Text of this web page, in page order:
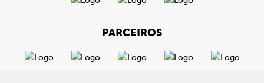
PARCEIROS